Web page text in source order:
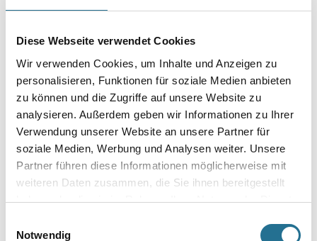
Diese Webseite verwendet Cookies
Wir verwenden Cookies, um Inhalte und Anzeigen zu
personalisieren, Funktionen für soziale Medien anbieten
zu können und die Zugriffe auf unsere Website zu
analysieren. Außerdem geben wir Informationen zu Ihrer
Verwendung unserer Website an unsere Partner für
soziale Medien, Werbung und Analysen weiter. Unsere
Partner führen diese Informationen möglicherweise mit
weiteren Daten zusammen, die Sie ihnen bereitgestellt
haben oder die sie im Rahmen Ihrer Nutzung der Dienste
Notwendig
Mineralischer Leichtmörtel zum Armieren von Capatect PF
IDS
Mineral Dämmplatte.
Gebinde
Umrechnungsfaktoren